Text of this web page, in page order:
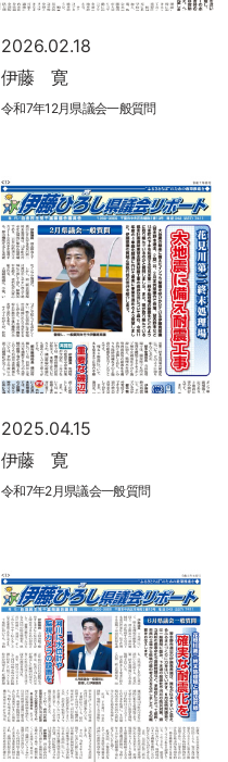
2026.02.18
伊藤 寛
令和7年12月県議会一般質問
2025.04.15
伊藤 寛
令和7年2月県議会一般質問